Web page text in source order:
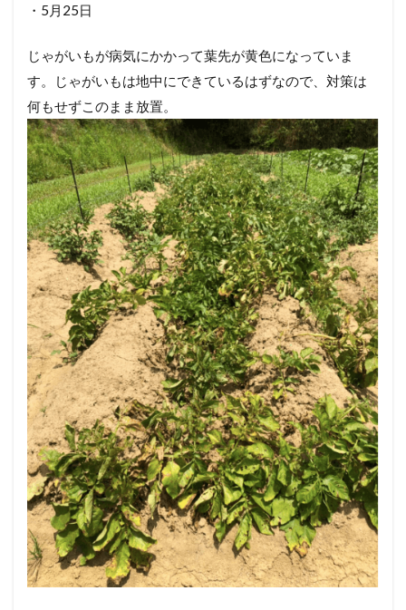
・5月25日
じゃがいもが病気にかかって葉先が黄色になっていま
す。じゃがいもは地中にできているはずなので、対策は
何もせずこのまま放置。